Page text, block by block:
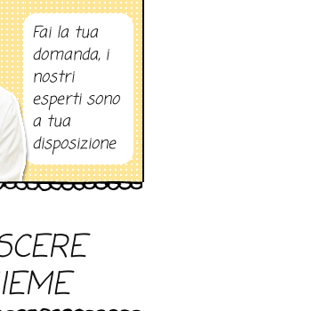
Fai la tua
domanda, i
nostri
esperti sono
a tua
disposizione